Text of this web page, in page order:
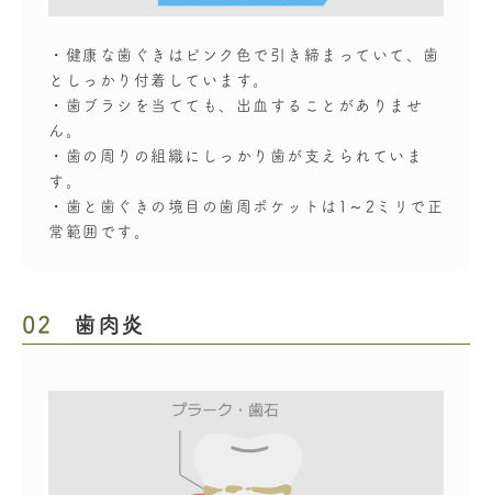
・健康な歯ぐきはピンク色で引き締まっていて、歯
としっかり付着しています。
・歯ブラシを当てても、出血することがありませ
ん。
・歯の周りの組織にしっかり歯が支えられていま
す。
・歯と歯ぐきの境目の歯周ポケットは1～2ミリで正
常範囲です。
02 歯肉炎